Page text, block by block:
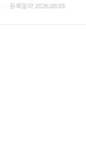
· 등록일자 2026.08.03.